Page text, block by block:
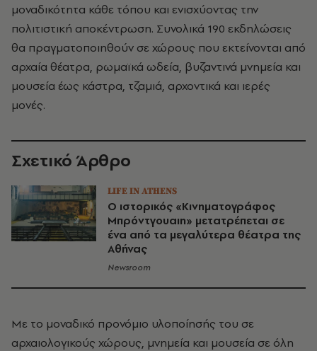
μοναδικότητα κάθε τόπου και ενισχύοντας την
πολιτιστική αποκέντρωση. Συνολικά 190 εκδηλώσεις
θα πραγματοποιηθούν σε χώρους που εκτείνονται από
αρχαία θέατρα, ρωμαϊκά ωδεία, βυζαντινά μνημεία και
μουσεία έως κάστρα, τζαμιά, αρχοντικά και ιερές
μονές.
Σχετικό Άρθρο
LIFE IN ATHENS
Ο ιστορικός «Κινηματογράφος
Μπρόντγουαιη» μετατρέπεται σε
ένα από τα μεγαλύτερα θέατρα της
Αθήνας
Newsroom
Με το μοναδικό προνόμιο υλοποίησής του σε
αρχαιολογικούς χώρους, μνημεία και μουσεία σε όλη